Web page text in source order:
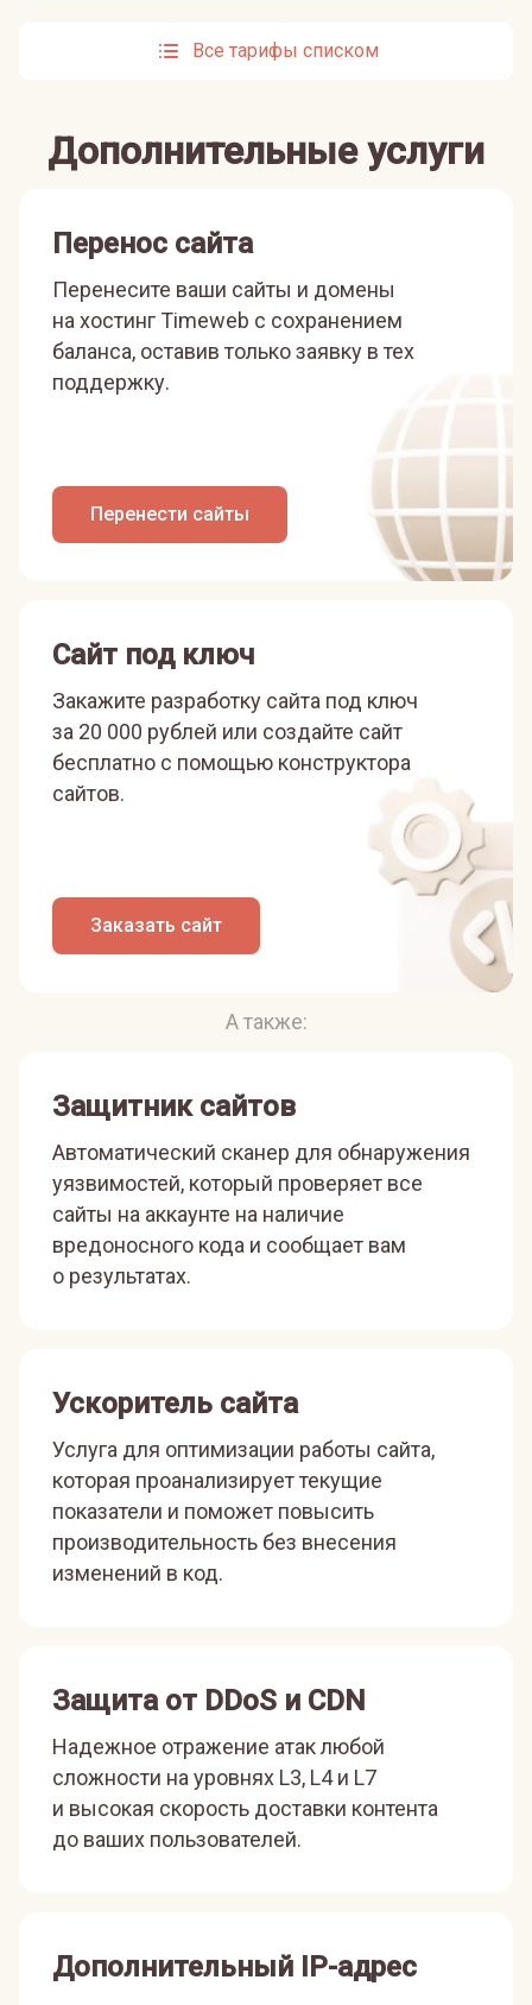
Все тарифы списком
Дополнительные услуги
Перенос сайта
Перенесите ваши сайты и домены
на хостинг Timeweb с сохранением
баланса, оставив только заявку в тех
поддержку.
Перенести сайты
Сайт под ключ
Закажите разработку сайта под ключ
за 20 000 рублей или создайте сайт
бесплатно с помощью конструктора
сайтов.
Заказать сайт
А также:
Защитник сайтов
Автоматический сканер для обнаружения
уязвимостей, который проверяет все
сайты на аккаунте на наличие
вредоносного кода и сообщает вам
о результатах.
Ускоритель сайта
Услуга для оптимизации работы сайта,
которая проанализирует текущие
показатели и поможет повысить
производительность без внесения
изменений в код.
Защита от DDoS и CDN
Надежное отражение атак любой
сложности на уровнях L3, L4 и L7
и высокая скорость доставки контента
до ваших пользователей.
Дополнительный IP-адрес